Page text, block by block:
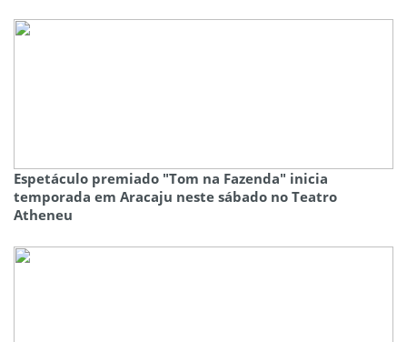
Espetáculo premiado "Tom na Fazenda" inicia
temporada em Aracaju neste sábado no Teatro
Atheneu